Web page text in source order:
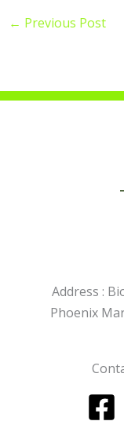
← Previous Post
Address :
Phoenix